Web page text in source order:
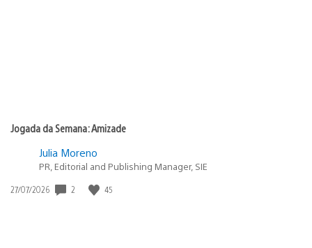
Jogada da Semana: Amizade
Julia Moreno
PR, Editorial and Publishing Manager, SIE
Data
27/07/2026 2 45